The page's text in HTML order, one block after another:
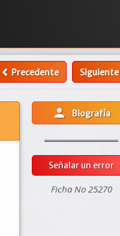
Precedente Siguiente
person Biografía
Señalar un error
Ficha No 25270